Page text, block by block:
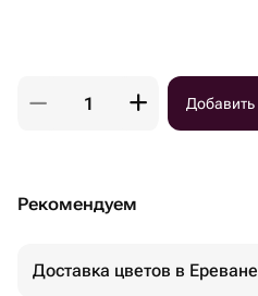
Добавить
Рекомендуем
Доставка цветов в Ереване